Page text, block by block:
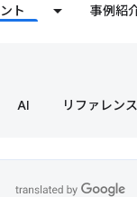
ト 事例紹
AI リファレンス